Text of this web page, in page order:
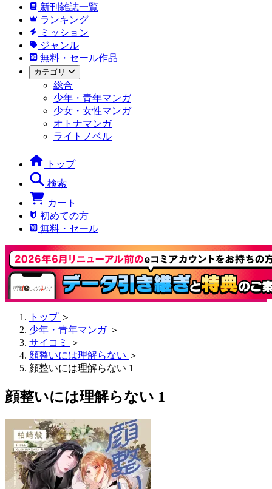
新刊雑誌一覧
ランキング
ミッション
ジャンル
無料・セール作品
カテゴリ
総合
少年・青年マンガ
少女・女性マンガ
オトナマンガ
ライトノベル
トップ
検索
カート
初めての方
無料・セール
トップ ＞
少年・青年マンガ ＞
サイコミ
＞
顔整いには理解らない ＞
顔整いには理解らない 1
顔整いには理解らない 1